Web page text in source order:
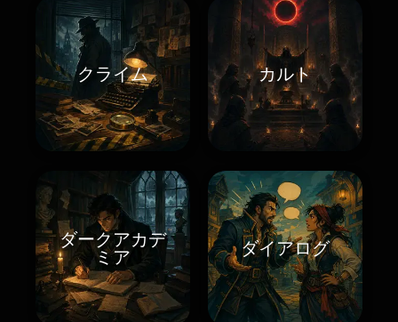
クライム カルト
ダークアカデ
ミア
ダイアログ